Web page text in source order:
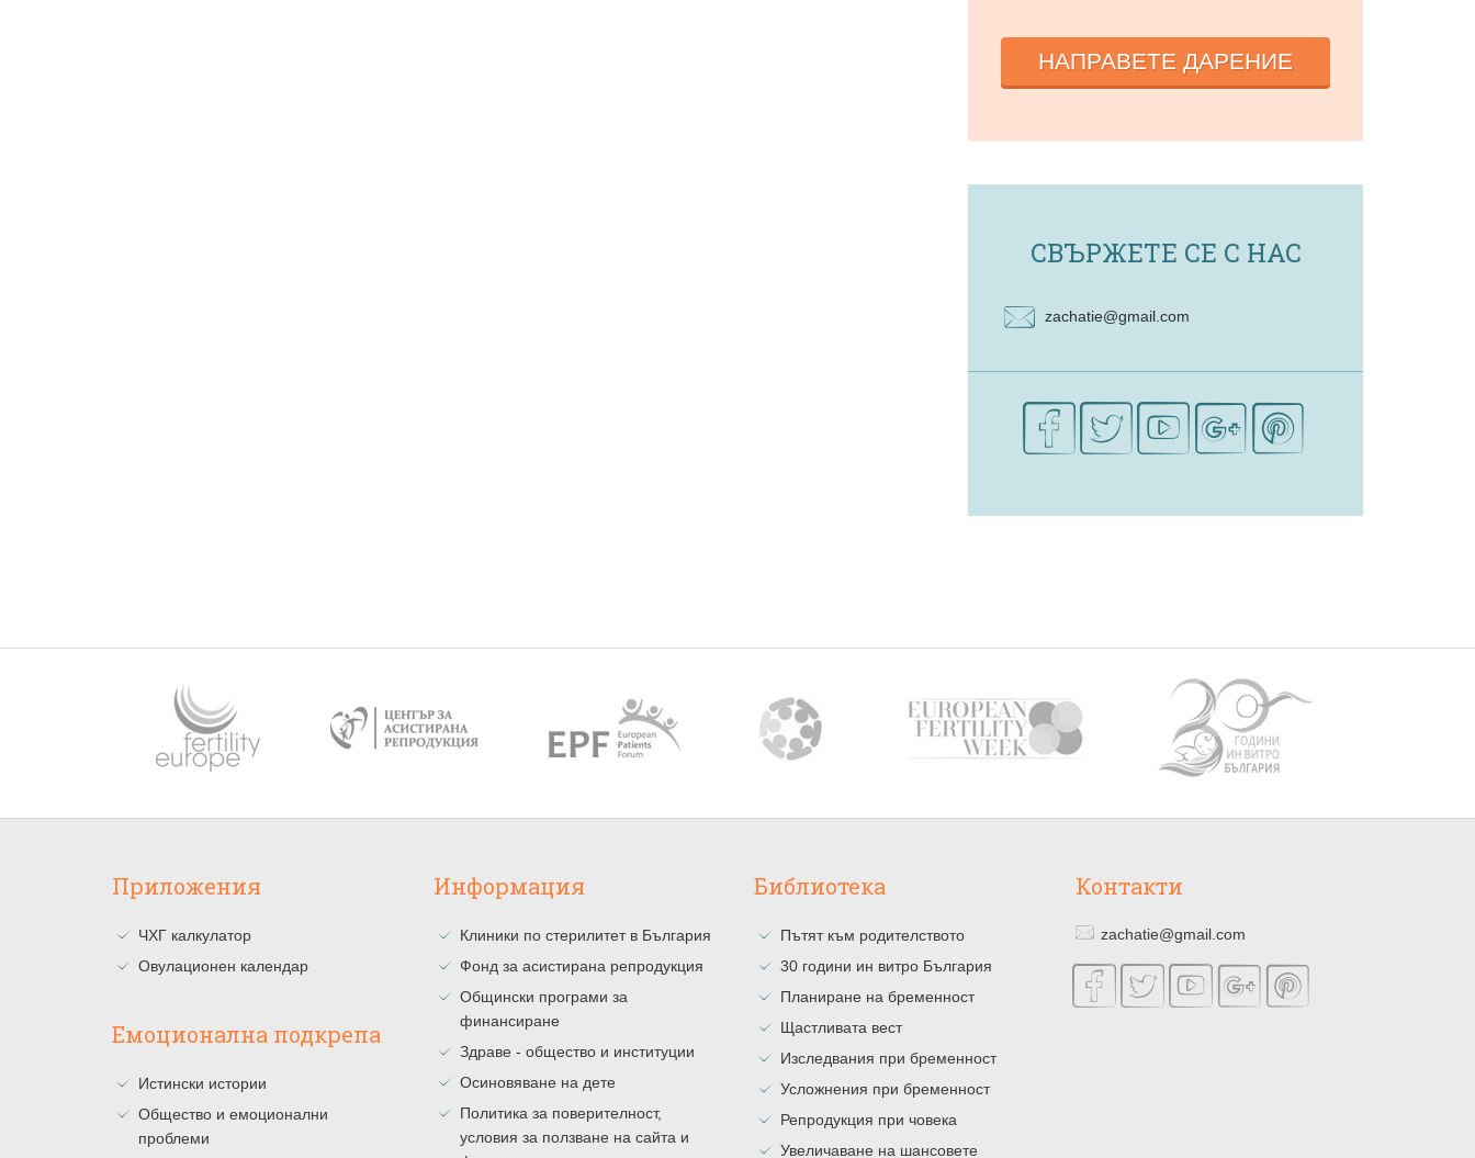
НАПРАВЕТЕ ДАРЕНИЕ
СВЪРЖЕТЕ СЕ С НАС
zachatie@gmail.com
Приложения
ЧХГ калкулатор
Овулационен календар
Емоционална подкрепа
Истински истории
Общество и емоционални
проблеми
Информация
Клиники по стерилитет в България
Фонд за асистирана репродукция
Общински програми за
финансиране
Здраве - общество и институции
Осиновяване на дете
Политика за поверителност,
условия за ползване на сайта и
Библиотека
Пътят към родителството
30 години ин витро България
Планиране на бременност
Щастливата вест
Изследвания при бременност
Усложнения при бременност
Репродукция при човека
Увеличаване на шансовете
Контакти
zachatie@gmail.com